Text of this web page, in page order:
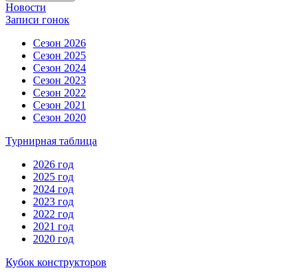
Новости
Записи гонок
Сезон 2026
Сезон 2025
Сезон 2024
Сезон 2023
Сезон 2022
Сезон 2021
Сезон 2020
Турнирная таблица
2026 год
2025 год
2024 год
2023 год
2022 год
2021 год
2020 год
Кубок конструкторов